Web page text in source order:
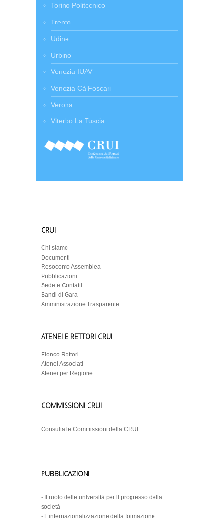
Torino Politecnico
Trento
Udine
Urbino
Venezia IUAV
Venezia Cà Foscari
Verona
Viterbo La Tuscia
CRUI
Chi siamo
Documenti
Resoconto Assemblea
Pubblicazioni
Sede e Contatti
Bandi di Gara
Amministrazione Trasparente
ATENEI E RETTORI CRUI
Elenco Rettori
Atenei Associati
Atenei per Regione
COMMISSIONI CRUI
Consulta le Commissioni della CRUI
PUBBLICAZIONI
-
Il ruolo delle università per il progresso della
società
- L’internazionalizzazione della formazione